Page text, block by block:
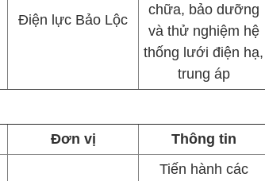
Điện lực Bảo Lộc
chữa, bảo dưỡng
và thử nghiệm hệ
thống lưới điện hạ,
trung áp
Đơn vị Thông tin
Tiến hành các